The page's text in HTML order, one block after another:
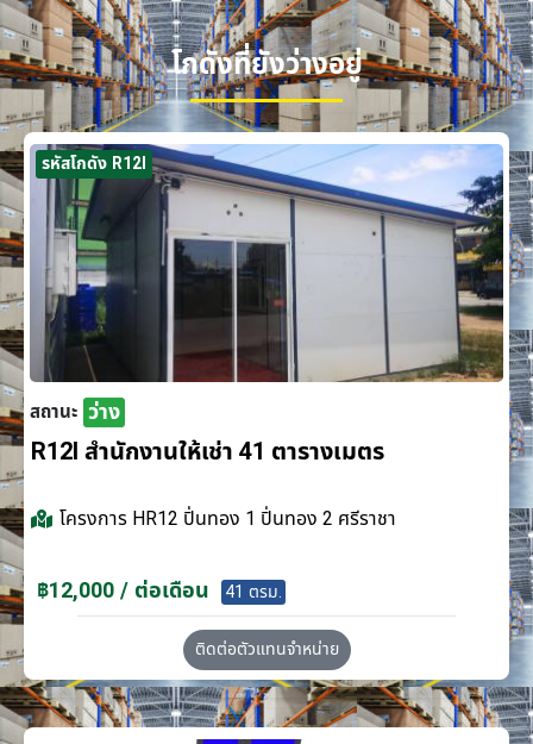
โกดังที่ยังว่างอยู่
รหัสโกดัง R12I
สถานะ ว่าง
R12I สำนักงานให้เช่า 41 ตารางเมตร
โครงการ HR12 ปิ่นทอง 1 ปิ่นทอง 2 ศรีราชา
฿12,000 / ต่อเดือน 41 ตรม.
ติดต่อตัวแทนจำหน่าย